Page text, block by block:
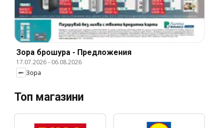
Зора брошура - Предложения
17.07.2026- 06.08.2026
Зора
Топ магазини